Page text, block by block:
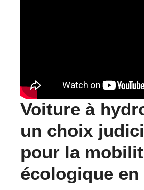
Voiture à
un choix
pour la
écologique en